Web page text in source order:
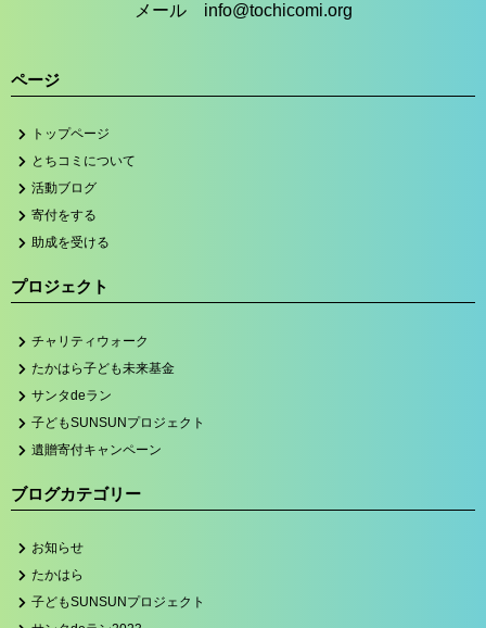
メール info@tochicomi.org
ページ
トップページ
とちコミについて
活動ブログ
寄付をする
助成を受ける
プロジェクト
チャリティウォーク
たかはら子ども未来基金
サンタdeラン
子どもSUNSUNプロジェクト
遺贈寄付キャンペーン
ブログカテゴリー
お知らせ
たかはら
子どもSUNSUNプロジェクト